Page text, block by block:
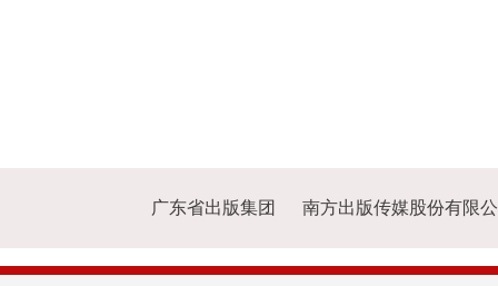
广东省出版集团 南方出版传媒股份有限